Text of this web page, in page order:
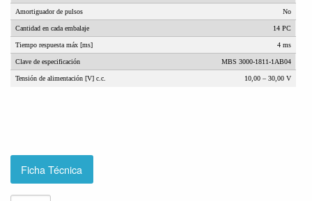
Amortiguador de pulsos No
Cantidad en cada embalaje 14 PC
Tiempo respuesta máx [ms] 4 ms
Clave de especificación MBS 3000-1811-1AB04
Tensión de alimentación [V] c.c. 10,00 – 30,00 V
Ficha Técnica